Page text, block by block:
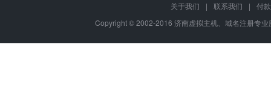
关于我们 | 联系我们 |
付
Copyright © 2002-2016 济南虚拟主机、域名注册专